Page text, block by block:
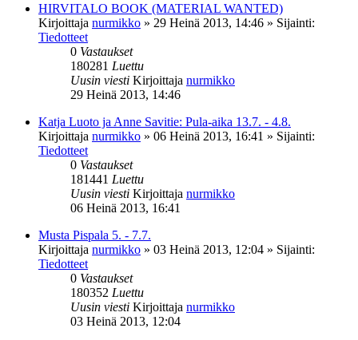
HIRVITALO BOOK (MATERIAL WANTED)
Kirjoittaja nurmikko » 29 Heinä 2013, 14:46 » Sijainti:
Tiedotteet
0 Vastaukset
180281 Luettu
Uusin viesti Kirjoittaja nurmikko
29 Heinä 2013, 14:46
Katja Luoto ja Anne Savitie: Pula-aika 13.7. - 4.8.
Kirjoittaja nurmikko » 06 Heinä 2013, 16:41 » Sijainti:
Tiedotteet
0 Vastaukset
181441 Luettu
Uusin viesti Kirjoittaja nurmikko
06 Heinä 2013, 16:41
Musta Pispala 5. - 7.7.
Kirjoittaja nurmikko » 03 Heinä 2013, 12:04 » Sijainti:
Tiedotteet
0 Vastaukset
180352 Luettu
Uusin viesti Kirjoittaja nurmikko
03 Heinä 2013, 12:04